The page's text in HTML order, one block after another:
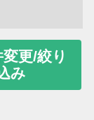
更/絞り
み